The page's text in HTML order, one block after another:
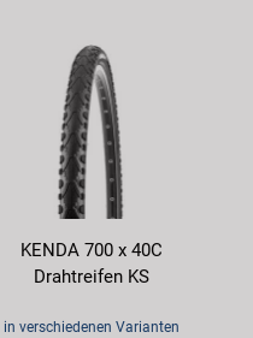
KENDA 700 x 40C
Drahtreifen KS
in verschiedenen Varianten